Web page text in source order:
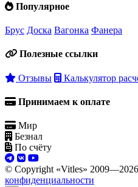
Популярное
Брус Доска Вагонка Фанера
Полезные ссылки
Отзывы Калькулятор
Принимаем к оплате
Мир
Безнал
По счёту
© Copyright «Vitles» 2009—2026
конфиденциальности